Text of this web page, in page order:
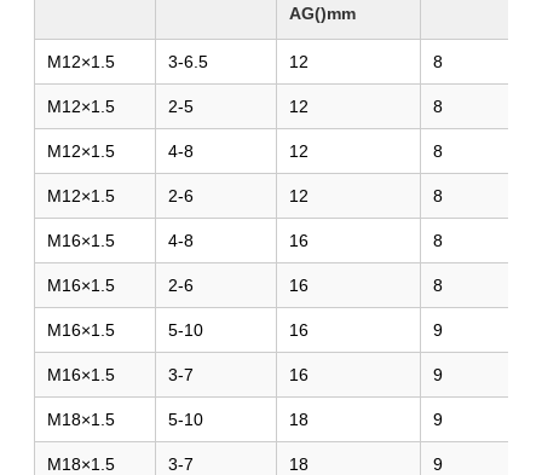
AG()mm
M12×1.5 3-6.5 12 8
M12×1.5 2-5 12 8
M12×1.5 4-8 12 8
M12×1.5 2-6 12 8
M16×1.5 4-8 16 8
M16×1.5 2-6 16 8
M16×1.5 5-10 16 9
M16×1.5 3-7 16 9
M18×1.5 5-10 18 9
M18×1.5 3-7 18 9